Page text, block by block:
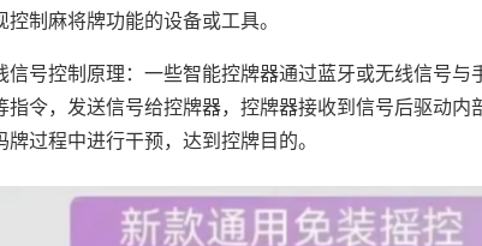
制麻将牌功能的设备或工具。
信号控制原理：一些智能控牌器通过蓝牙或无线信号与
指令，发送信号给控牌器，控牌器接收到信号后驱动内
过程中进行干预，达到控牌目的。